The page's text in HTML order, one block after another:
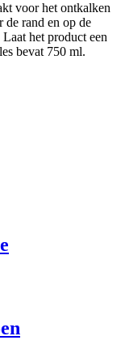
voor het ontkalken
rand en op de
het product een
bevat 750 ml.